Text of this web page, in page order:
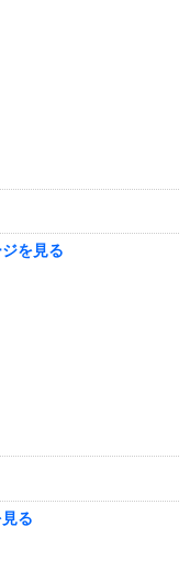
を見る
る